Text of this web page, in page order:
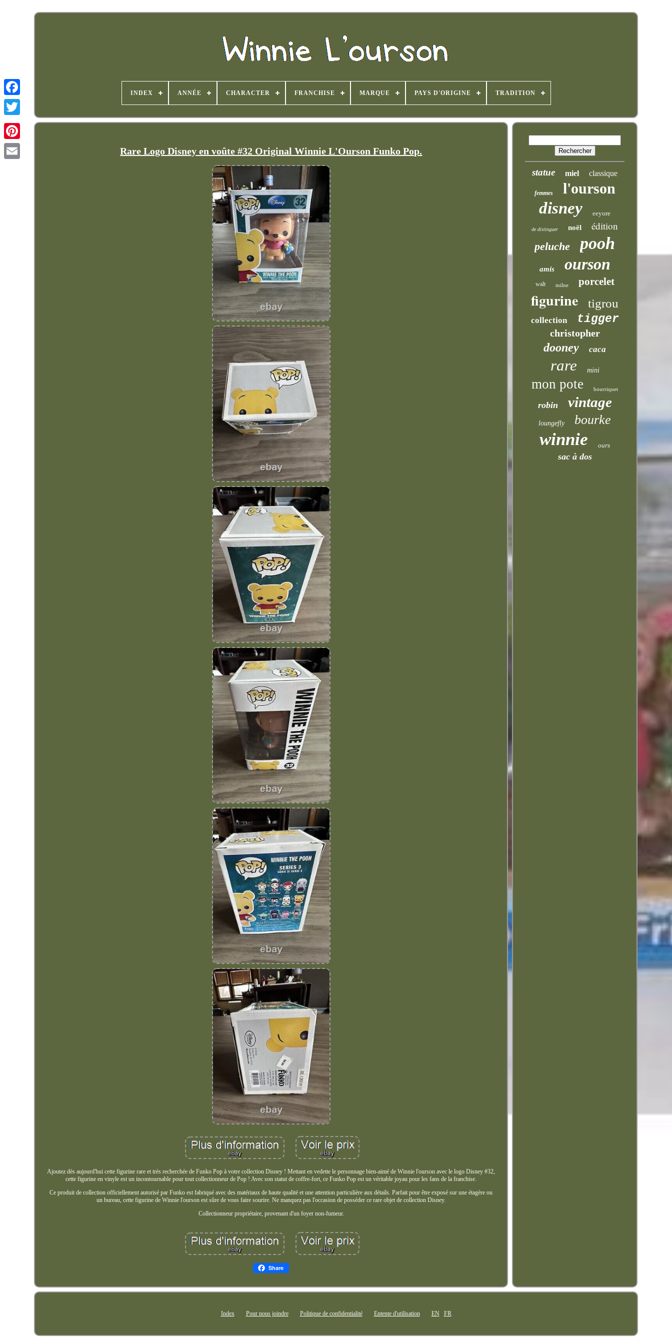
INDEX ANNÉE CHARACTER FRANCHISE MARQUE PAYS D'ORIGINE TRADITION
Rare Logo Disney en voûte #32 Original Winnie L'Ourson Funko Pop.
Ajoutez dès aujourd'hui cette figurine rare et très recherchée de Funko Pop à votre collection Disney ! Mettant en vedette le personnage bien-aimé de Winnie l'ourson avec le logo Disney #32,
cette figurine en vinyle est un incontournable pour tout collectionneur de Pop ! Avec son statut de coffre-fort, ce Funko Pop est un véritable joyau pour les fans de la franchise.
Ce produit de collection officiellement autorisé par Funko est fabriqué avec des matériaux de haute qualité et une attention particulière aux détails. Parfait pour être exposé sur une étagère ou
un bureau, cette figurine de Winnie l'ourson est sûre de vous faire sourire. Ne manquez pas l'occasion de posséder ce rare objet de collection Disney.
Collectionneur propriétaire, provenant d'un foyer non-fumeur.
Share
statue miel classique
femmes l'ourson
disney eeyore
de distinguer noël
édition
peluche
pooh
amis ourson
walt milne porcelet
figurine tigrou
collection tigger
christopher
dooney caca
rare mini
mon pote bourriquet
robin vintage
loungefly bourke
winnie ours
sac à dos
Index Pour nous joindre Politique de confidentialité Entente d'utilisation EN FR